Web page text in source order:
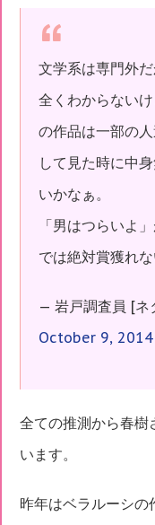
文学系は専門外
全くわからない
の作品は一部の
して見た時に中
いかなぁ。
「男はつらいよ
では絶対賞獲れな
— 岩戸調査員 [
October 9, 2014
全ての推測から春樹
います。
昨年はベラルーシの